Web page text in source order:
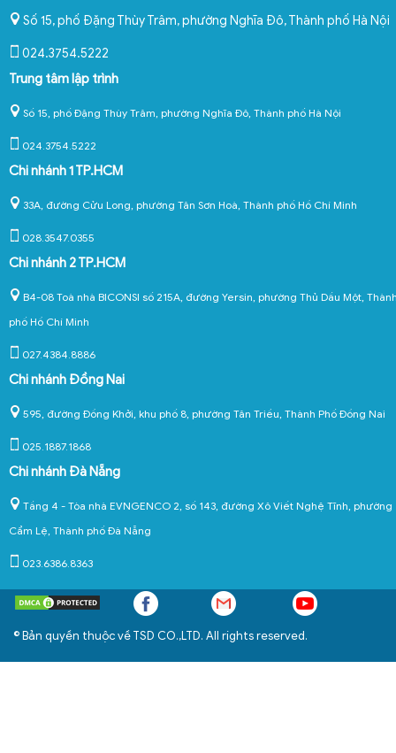
Số 15, phố Đặng Thùy Trâm, phường Nghĩa Đô,Thành phố Hà Nội
024.3754.5222
Trung tâm lập trình
Số 15, phố Đặng Thùy Trâm, phường Nghĩa Đô, Thành phố Hà Nội
024.3754.5222
Chi nhánh 1 TP.HCM
33A, đường Cửu Long, phường Tân Sơn Hoà, Thành phố Hồ Chí Minh
028.3547.0355
Chi nhánh 2 TP.HCM
B4-08 Toà nhà BICONSI số 215A, đường Yersin, phường Thủ Dầu Một,
phố Hồ Chí Minh
027.4384.8886
Chi nhánh Đồng Nai
595, đường Đồng Khởi, khu phố 8, phường Tân Triều, Thành Phố Đồng Nai
025.1887.1868
Chi nhánh Đà Nẵng
Tầng 4 - Tòa nhà EVNGENCO 2, số 143, đường Xô Viết Nghệ Tĩnh, phường
Cẩm Lệ, Thành phố Đà Nẵng
023.6386.8363
© Bản quyền thuộc về TSD CO.,LTD. All rights reserved.